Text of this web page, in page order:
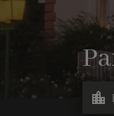
location_city